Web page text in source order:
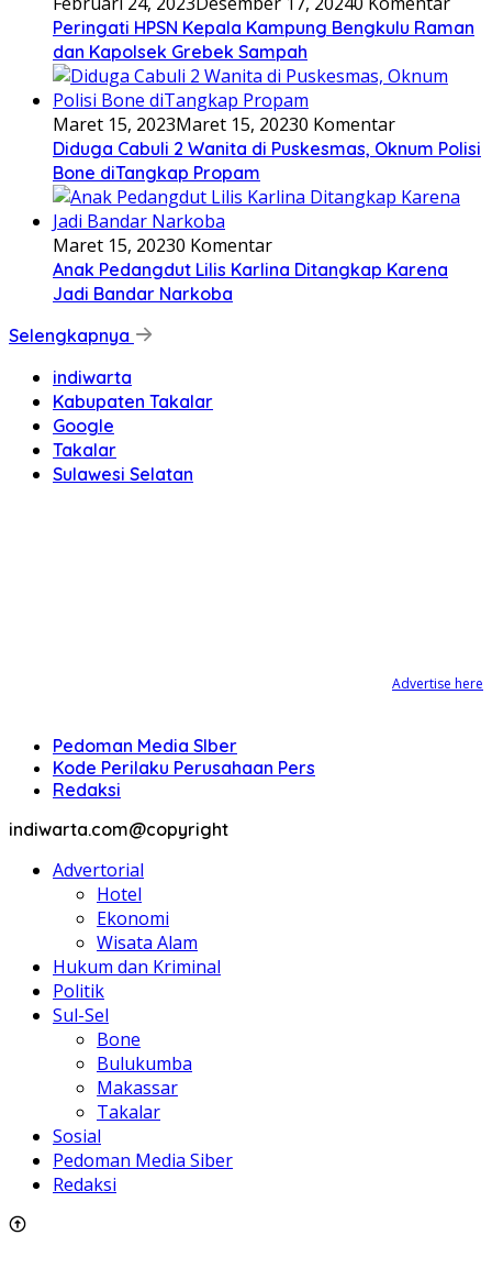
Peringati HPSN Kepala Kampung Bengkulu Raman
dan Kapolsek Grebek Sampah
Maret 15, 2023Maret 15, 20230 Komentar
Diduga Cabuli 2 Wanita di Puskesmas, Oknum Polisi
Bone diTangkap Propam
Maret 15, 20230 Komentar
Anak Pedangdut Lilis Karlina Ditangkap Karena
Jadi Bandar Narkoba
Selengkapnya
indiwarta
Kabupaten Takalar
Google
Takalar
Sulawesi Selatan
Advertise here
Pedoman Media SIber
Kode Perilaku Perusahaan Pers
Redaksi
indiwarta.com@copyright
Advertorial
Hotel
Ekonomi
Wisata Alam
Hukum dan Kriminal
Politik
Sul-Sel
Bone
Bulukumba
Makassar
Takalar
Sosial
Pedoman Media Siber
Redaksi